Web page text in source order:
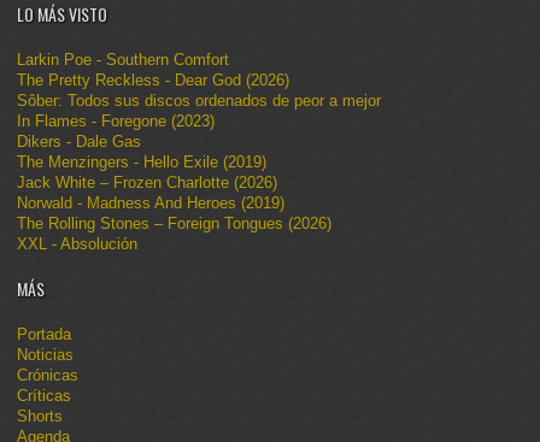
LO MÁS VISTO
Larkin Poe - Southern Comfort
The Pretty Reckless - Dear God (2026)
Sôber: Todos sus discos ordenados de peor a mejor
In Flames - Foregone (2023)
Dikers - Dale Gas
The Menzingers - Hello Exile (2019)
Jack White – Frozen Charlotte (2026)
Norwald - Madness And Heroes (2019)
The Rolling Stones – Foreign Tongues (2026)
XXL - Absolución
MÁS
Portada
Noticias
Crónicas
Críticas
Shorts
Agenda